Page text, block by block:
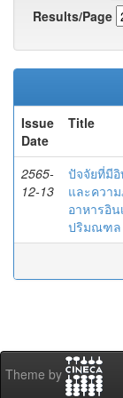
Results/Page
Issue
Date
Title
2565-
12-13
ปัจจัยที่มี
และควา
อาหารอิน
ปริมณฑล
Theme by